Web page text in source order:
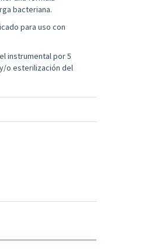
bacteriana.
para uso con
instrumental por 5
o esterilización del